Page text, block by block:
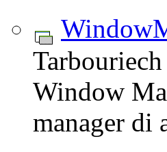
Tarbouriech
Window
manager di